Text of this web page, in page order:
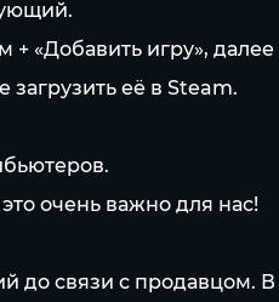
«Добавить игру»,
её в Steam.
очень важно для нас!
до связи с продавцом.